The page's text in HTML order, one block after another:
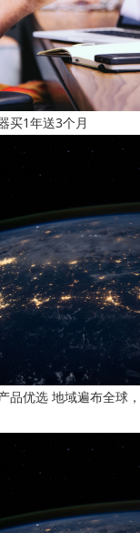
买1年送3个月
品优选 地域遍布全球